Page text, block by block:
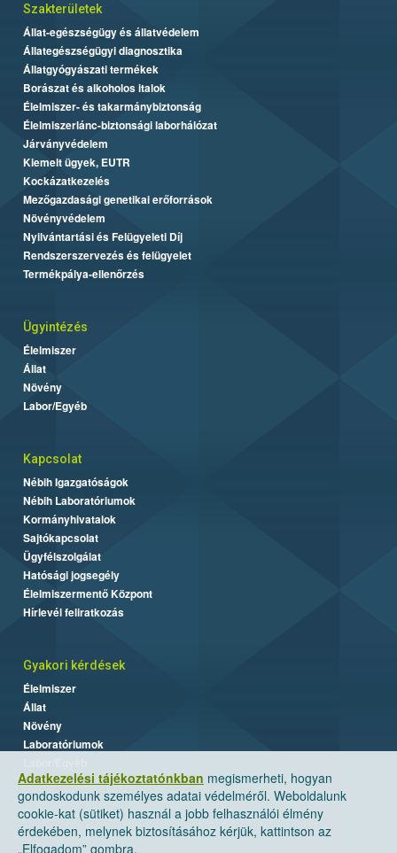
Adatkezelési tájékoztatónkban megismerheti, hogyan
gondoskodunk személyes adatai védelméről. Weboldalunk
cookie-kat (sütiket) használ a jobb felhasználói élmény
érdekében, melynek biztosításához kérjük, kattintson az
„Elfogadom” gombra.
Szakterületek
Állat-egészségügy és állatvédelem
Állategészségügyi diagnosztika
Állatgyógyászati termékek
Borászat és alkoholos italok
Élelmiszer- és takarmánybiztonság
Élelmiszerlánc-biztonsági laborhálózat
Járványvédelem
Kiemelt ügyek, EUTR
Kockázatkezelés
Mezőgazdasági genetikai erőforrások
Növényvédelem
Nyilvántartási és Felügyeleti Díj
Rendszerszervezés és felügyelet
Termékpálya-ellenőrzés
Ügyintézés
Élelmiszer
Állat
Növény
Labor/Egyéb
Kapcsolat
Nébih Igazgatóságok
Nébih Laboratóriumok
Kormányhivatalok
Sajtókapcsolat
Ügyfélszolgálat
Hatósági jogsegély
Élelmiszermentő Központ
Hírlevél feliratkozás
Gyakori kérdések
Élelmiszer
Állat
Növény
Laboratóriumok